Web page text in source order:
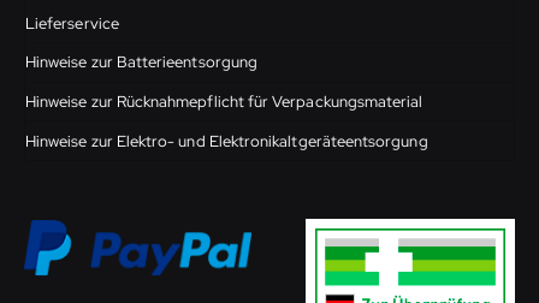
Lieferservice
Hinweise zur Batterieentsorgung
Hinweise zur Rücknahmepflicht für Verpackungsmaterial
Hinweise zur Elektro- und Elektronikaltgeräteentsorgung